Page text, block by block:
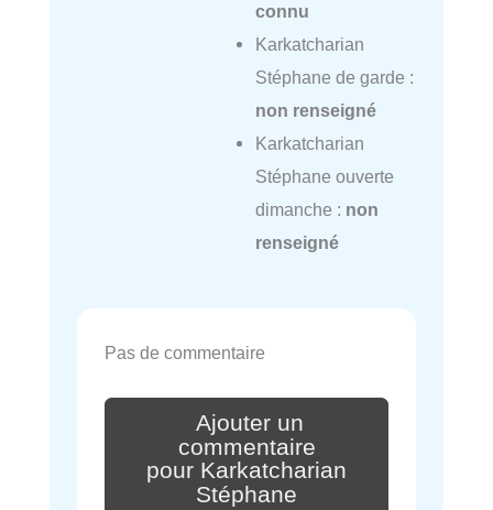
connu
Karkatcharian
Stéphane de garde :
non renseigné
Karkatcharian
Stéphane ouverte
dimanche : non
renseigné
Pas de commentaire
Ajouter un
commentaire
pour Karkatcharian
Stéphane